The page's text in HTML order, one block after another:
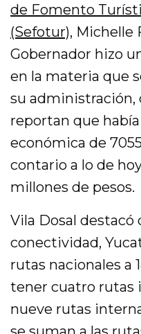
de Fomento
(Sefotur), Michelle
Gobernador hizo
en la materia que
su administración,
reportan que
económica de
contario a lo de
millones de pesos.
Vila Dosal destacó
conectividad,
rutas nacionales a
tener cuatro rutas
nueve rutas